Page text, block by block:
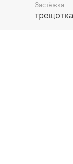
Застёжка
трещотка